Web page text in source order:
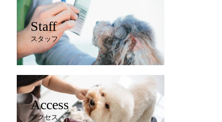
Staff
スタッフ
Access
アクセス